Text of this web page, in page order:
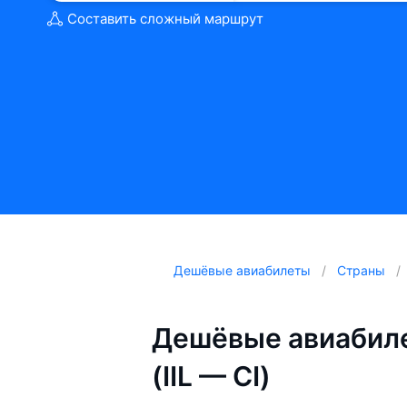
Составить сложный маршрут
Дешёвые авиабилеты Страны
Дешёвые
(IIL — CI)